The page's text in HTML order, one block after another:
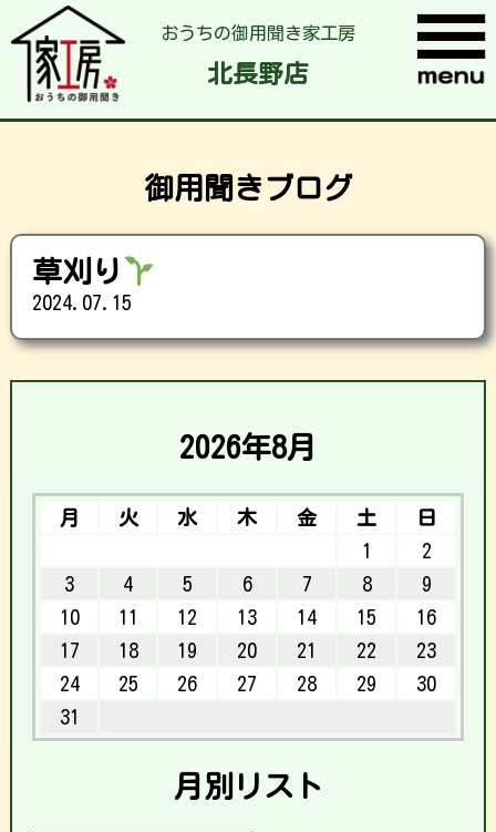
おうちの御用聞き家工房
北長野店
御用聞きブログ
草刈り
2024.07.15
2026年8月
月 火 水 木 金 土
日
1
2
3
4 5 6 7 8
9
10
11 12 13 14 15
16
17
18 19 20 21 22
23
24
25 26 27 28 29
30
31
月別リスト